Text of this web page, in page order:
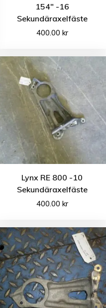
154″ -16
Sekundäraxelfäste
400.00 kr
Lynx RE 800 -10
Sekundäraxelfäste
400.00 kr